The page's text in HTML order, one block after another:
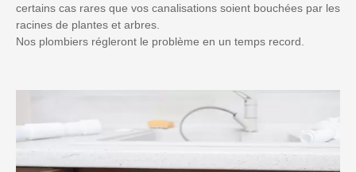
certains cas rares que vos canalisations soient bouchées par les
racines de plantes et arbres.
Nos plombiers régleront le problème en un temps record.